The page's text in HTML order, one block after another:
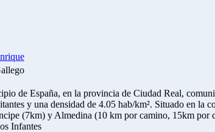
de España, en la provincia de Ciudad Real,
y una densidad de 4.05 hab/km². Situado en la
(7km) y Almedina (10 km por camino, 15km por
Infantes